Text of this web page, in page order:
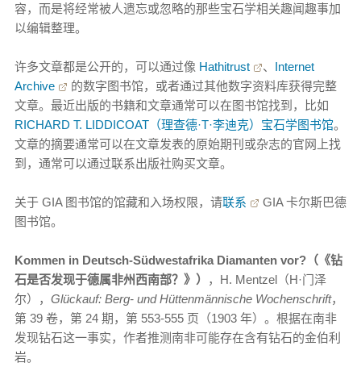
容，而是将经常被人遗忘或忽略的那些宝石学相关趣闻趣事加
以编辑整理。
许多文章都是公开的，可以通过像 Hathitrust 、 Internet
Archive
的数字图书馆，或者通过其他数字资料库获得完整
文章。最近出版的书籍和文章通常可以在图书馆找到，比如
RICHARD T. LIDDICOAT（理查德·T·李迪克）宝石学图书馆。
文章的摘要通常可以在文章发表的原始期刊或杂志的官网上找
到，通常可以通过联系出版社购买文章。
关于 GIA 图书馆的馆藏和入场权限，请联系
GIA 卡尔斯巴德
图书馆。
Kommen in Deutsch-Südwestafrika Diamanten vor?（《钻
石是否发现于德属非州西南部？》）
，H. Mentzel（H·门泽
尔）， Glückauf: Berg- und Hüttenmännische Wochenschrift，
第 39 卷，第 24 期，第 553-555 页（1903 年）。根据在南非
发现钻石这一事实，作者推测南非可能存在含有钻石的金伯利
岩。